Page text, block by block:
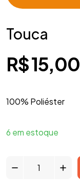
Touca
R$15,00
100% Poliéster
6 em estoque